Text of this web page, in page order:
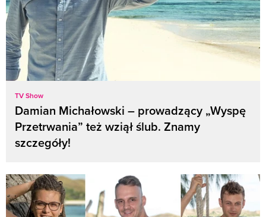
TV Show
Damian Michałowski – prowadzący „Wyspę
Przetrwania” też wziął ślub. Znamy
szczegóły!